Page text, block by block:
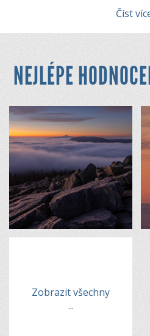
Egypt. Je autorem
fotografovat krajinu –
základům
Číst
NEJLÉPE
Zobrazit všechny
...